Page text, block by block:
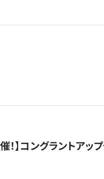
！】コングラントア